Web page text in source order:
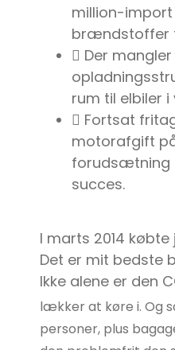
million-
brændstoffer
 Der
rum til elbiler
 Fortsat
motorafgift
forudsætning
succes.
I marts 2014
Det er mit bedste
Ikke alene er den
lækker at køre i. Og
personer, plus